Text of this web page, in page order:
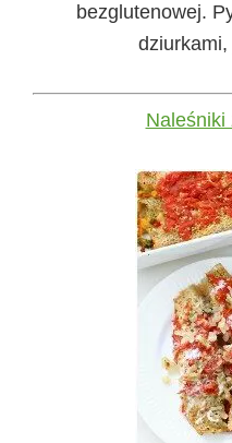
bezglutenowej.
Naleśniki